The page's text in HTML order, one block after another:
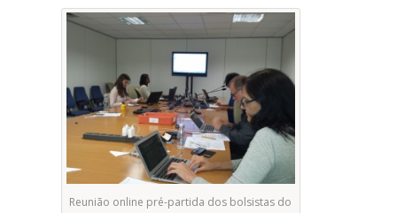
Reunião online pré-partida dos bolsistas do